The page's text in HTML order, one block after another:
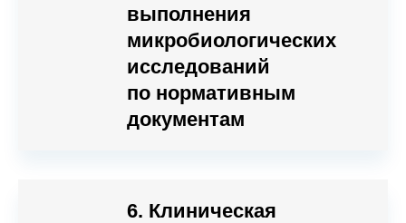
выполнения
микробиологических
исследований
по нормативным
документам
6. Клиническая